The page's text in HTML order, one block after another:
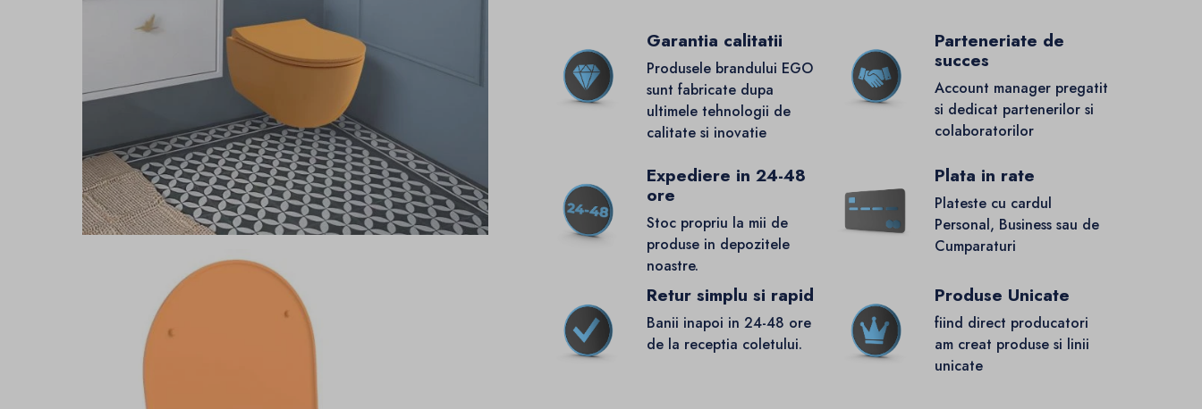
Garantia calitatii
Produsele brandului EGO
sunt fabricate dupa
ultimele tehnologii de
calitate si inovatie
Parteneriate de
succes
Account manager pregatit
si dedicat partenerilor si
colaboratorilor
Expediere in 24-48
ore
Stoc propriu la mii de
produse in depozitele
noastre.
Plata in rate
Plateste cu cardul
Personal, Business sau de
Cumparaturi
Retur simplu si rapid
Banii inapoi in 24-48 ore
de la receptia coletului.
Produse Unicate
fiind direct producatori
am creat produse si linii
unicate